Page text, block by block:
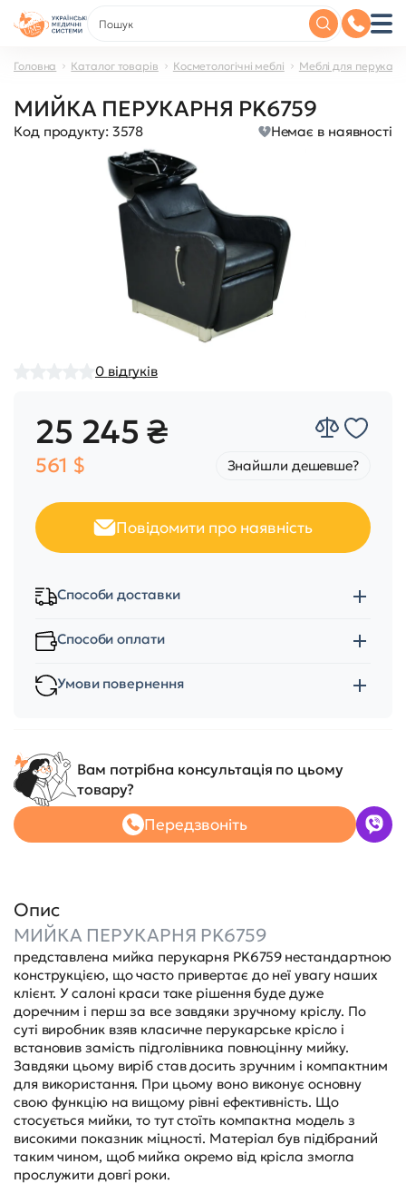
Головна Каталог товарів Косметологічні меблі Меблі для
МИЙКА ПЕРУКАРНЯ PK6759
Код продукту: 3578 Немає в наявності
0 відгуків
25 245 ₴
561 $ Знайшли дешевше?
Повідомити про наявність
Способи доставки
Способи оплати
Умови повернення
Вам потрібна консультація по цьому
товару?
Передзвоніть
Опис
МИЙКА ПЕРУКАРНЯ PK6759
представлена мийка перукарня PK6759нестандартною
конструкцією, що часто привертає до неї увагу наших
клієнт. У салоні краси таке рішення буде дуже
доречним і перш за все завдяки зручному кріслу. По
суті виробник взяв класичне перукарське крісло і
встановив замість підголівника повноцінну мийку.
Завдяки цьому виріб став досить зручним і компактним
для використання. При цьому воно виконує основну
свою функцію на вищому рівні ефективність. Що
стосується мийки, то тут стоїть компактна модель з
високими показник міцності. Матеріал був підібраний
таким чином, щоб мийка окремо від крісла змогла
прослужити довгі роки.